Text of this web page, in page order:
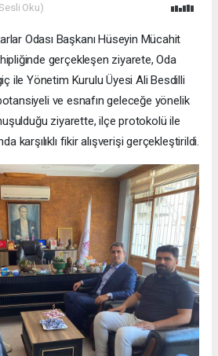
Oku)
Odası Başkanı Hüseyin Mücahit
gerçekleşen ziyarete, Oda
ile Yönetim Kurulu Üyesi Ali Besdilli
ve esnafın geleceğe yönelik
ziyarette, ilçe protokolü ile
karşılıklı fikir alışverişi gerçekleştirildi.